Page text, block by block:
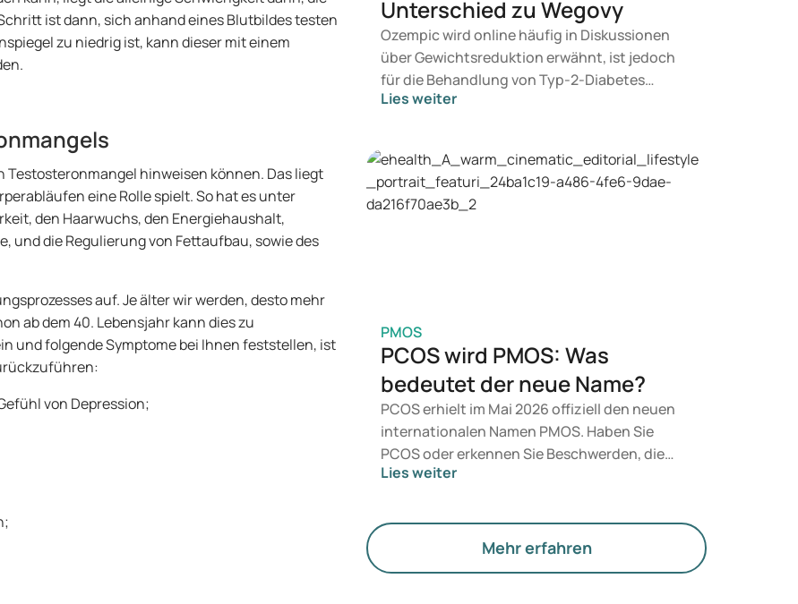
ist dann, sich anhand eines Blutbildes testen
zu niedrig ist, kann dieser mit einem
Testosteronmangel hinweisen können. Das liegt
eine Rolle spielt. So hat es unter
den Haarwuchs, den Energiehaushalt,
die Regulierung von Fettaufbau, sowie des
auf. Je älter wir werden, desto mehr
ab dem 40. Lebensjahr kann dies zu
und folgende Symptome bei Ihnen feststellen, ist
von Depression;
Unterschied zu Wegovy
Ozempic wird online häufig in Diskussionen
über Gewichtsreduktion erwähnt, ist jedoch
für die Behandlung von Typ-2-Diabetes
vorgesehen. Suchen Sie eine Therapie zur
Behandlung für Sie geeignet ist, entscheidet
ein Arzt auf Basis Ihrer gesundheitlichen
Verfassung, Ihres BMI und Ihrer aktuellen
Lies weiter
PMOS
PCOS wird PMOS: Was
bedeutet der neue Name?
PCOS erhielt im Mai 2026 offiziell den neuen
internationalen Namen PMOS. Haben Sie
PCOS oder erkennen Sie Beschwerden, die
dazu passen? Medizinisch ändert sich vorerst
Gewicht auf Hormone, den Stoffwechsel und
die Funktion der Eierstöcke.
Lies weiter
Mehr erfahren